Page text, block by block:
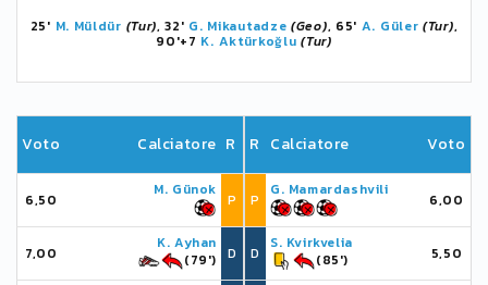
25' M. Müldür (Tur), 32' G. Mikautadze (Geo), 65' A. Güler (Tur),
90'+7 K. Aktürkoğlu (Tur)
Voto Calciatore R
6,50
M. Günok
P
7,00
K. Ayhan
(79')
D
R Calciatore Voto
P
G. Mamardashvili
6,00
D
S. Kvirkvelia
(85')
5,50